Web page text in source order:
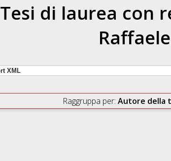
Tesi di laurea con
Raffaele
Raggruppa per: Autore della